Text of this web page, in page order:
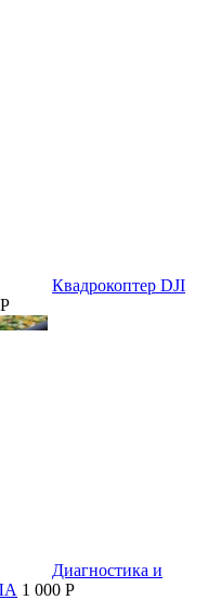
Квадрокоптер DJI
Диагностика и
1 000 P